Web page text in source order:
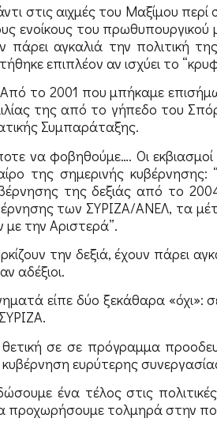
στις αιχμές του Μαξίμου
ενοίκους του
πάρει αγκαλιά την πολιτική
επιπλέον αν ισχύει το
το 2001 που μπήκαμε
της από το γήπεδο του
Συμπαράταξης.
να φοβηθούμε…. Οι
της σημερινής κυβέρνησης:
της δεξιάς από το
των ΣΥΡΙΖΑ/ΑΝΕΛ, τα
με την Αριστερά”.
την δεξιά, έχουν πάρει
αδέξιοι.
είπε δύο ξεκάθαρα
σε σε πρόγραμμα
κυβέρνηση ευρύτερης
ένα τέλος στις
τολμηρά στην